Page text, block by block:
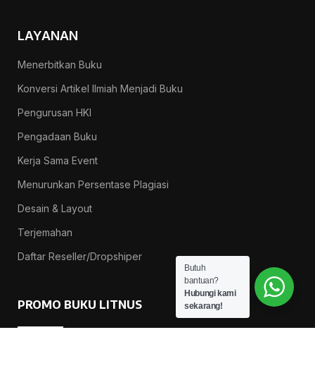
LAYANAN
Menerbitkan Buku
Konversi Artikel Ilmiah Menjadi Buku
Pengurusan HKI
Pengadaan Buku
Kerja Sama Event
Menurunkan Persentase Plagiasi
Desain & Layout
Terjemahan
Daftar Reseller/Dropshiper
PROMO BUKU LITNUS
Butuh
bantuan?
Hubungi kami
sekarang!